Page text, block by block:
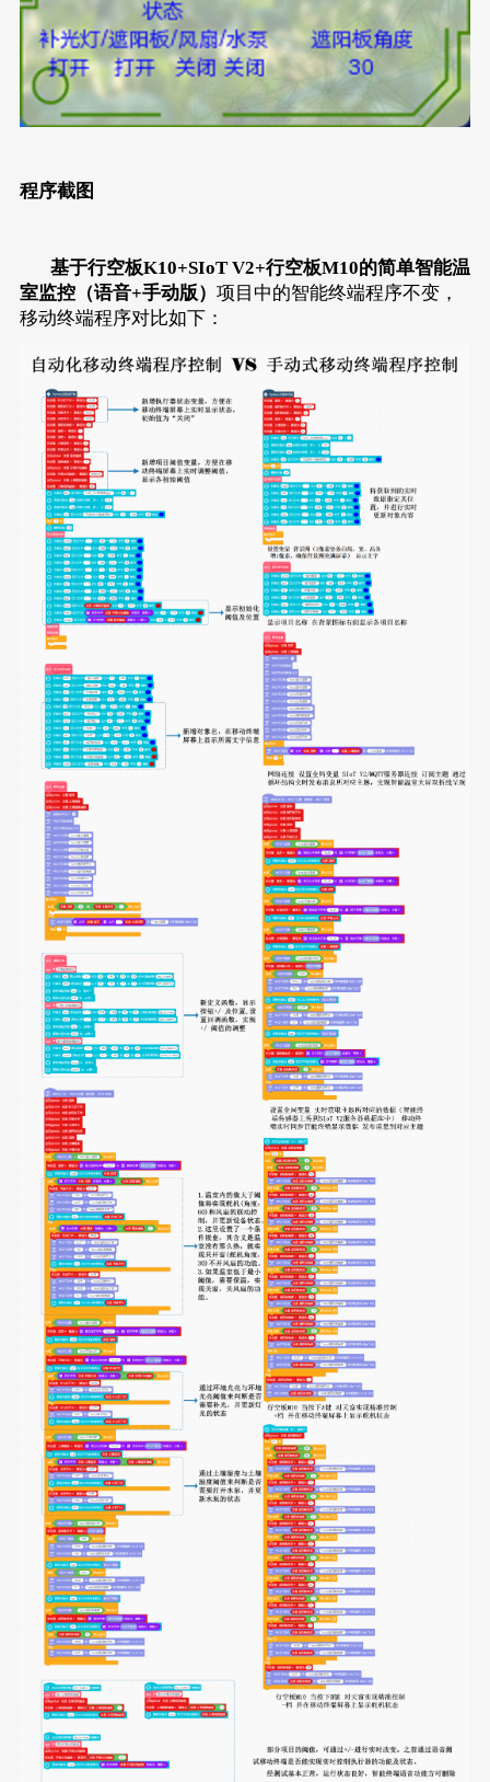
程序截图
基于行空板K10+SIoT V2+行空板M10的简单智能温
室监控（语音+手动版） 项目中的智能终端程序不变，
移动终端程序对比如下：